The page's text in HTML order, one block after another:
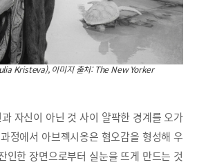
Kristeva), 이미지 출처: The New Yorker
자신이 아닌 것 사이 얄팍한 경계를 오가
정에서 아브젝시옹은 혐오감을 형성해 우
인한 장면으로부터 실눈을 뜨게 만드는 것